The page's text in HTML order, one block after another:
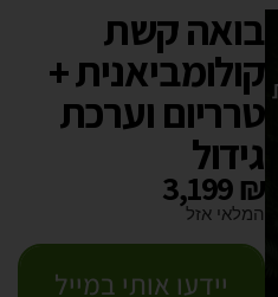
בואה קשת
קולומביאנית +
טרריום וערכת
גידול
3,199₪
המלאי אזל
יידעו אותי במייל